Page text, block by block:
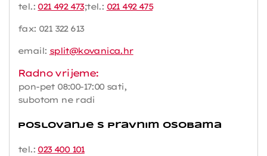
tel.: 021 492 473;tel.: 021 492 475
fax: 021 322 613
email: split@kovanica.hr
Radno vrijeme:
pon-pet 08:00-17:00 sati,
subotom ne radi
Poslovanje s pravnim osobama
tel.: 023 400 101